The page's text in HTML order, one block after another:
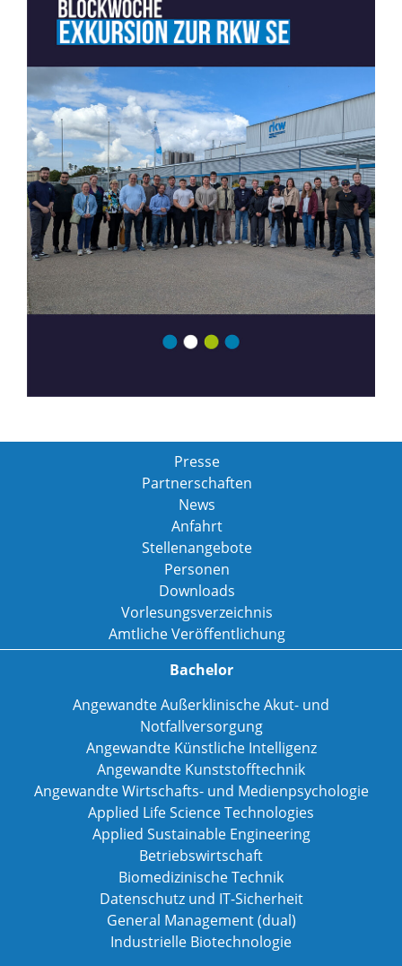
Presse
Partnerschaften
News
Anfahrt
Stellenangebote
Personen
Downloads
Vorlesungsverzeichnis
Amtliche Veröffentlichung
Bachelor
Angewandte Außerklinische Akut- und
Notfallversorgung
Angewandte Künstliche Intelligenz
Angewandte Kunststofftechnik
Angewandte Wirtschafts- und Medienpsychologie
Applied Life Science Technologies
Applied Sustainable Engineering
Betriebswirtschaft
Biomedizinische Technik
Datenschutz und IT-Sicherheit
General Management (dual)
Industrielle Biotechnologie